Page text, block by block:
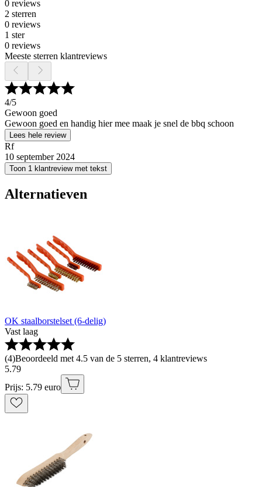
0 reviews
2 sterren
0 reviews
1 ster
0 reviews
Meeste sterren klantreviews
4/5
Gewoon goed
Gewoon goed en handig hier mee maak je snel de bbq schoon
Lees hele review
Rf
10 september 2024
Toon 1 klantreview met tekst
Alternatieven
OK staalborstelset (6-delig)
Vast laag
(4)Beoordeeld met 4.5 van de 5 sterren, 4 klantreviews
5.79
Prijs: 5.79 euro